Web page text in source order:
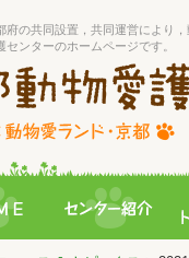
府の共同設置，共同運営により
センターのホームページです。